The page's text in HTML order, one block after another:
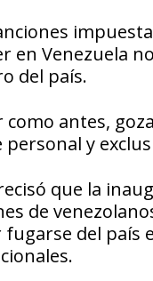
en Venezuela
del país.
como antes,
y
que la
de
del país